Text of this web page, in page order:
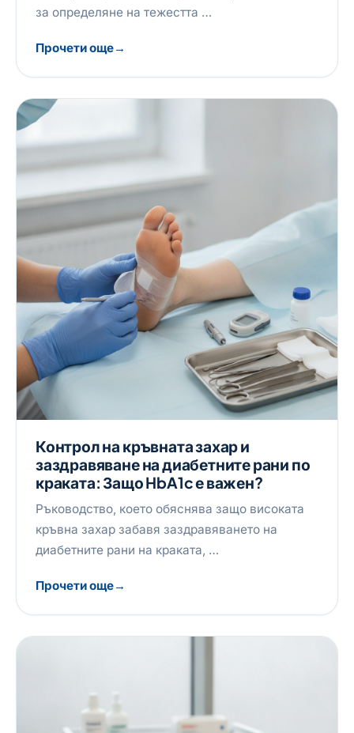
за определяне на тежестта …
Прочети още
Контрол на кръвната захар и
заздравяване на диабетните рани по
краката: Защо HbA1c е важен?
Ръководство, което обяснява защо високата
кръвна захар забавя заздравяването на
диабетните рани на краката, …
Прочети още